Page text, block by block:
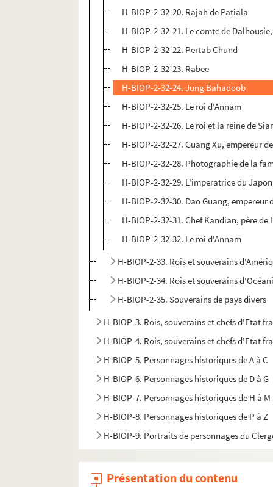
H-BIOP-2-32-20. Rajah de Patiala
H-BIOP-2-32-21. Le comte de
H-BIOP-2-32-22. Pertab Chund
H-BIOP-2-32-23. Rabee
H-BIOP-2-32-24. Jung Bahadoob
H-BIOP-2-32-25. Le roi d'Annam
H-BIOP-2-32-26. Le roi et la reine de
H-BIOP-2-32-27. Guang Xu, empereur
H-BIOP-2-32-28. Photographie de la
H-BIOP-2-32-29. L'imperatrice du
H-BIOP-2-32-30. Dao Guang, empereur
H-BIOP-2-32-31. Chef Kandian, père de
H-BIOP-2-32-32. Le roi d'Annam
H-BIOP-2-33. Rois et souverains
H-BIOP-2-34. Rois et souverains
H-BIOP-2-35. Souverains de pays divers
H-BIOP-3. Rois, souverains et chefs d'Etat
H-BIOP-4. Rois, souverains et chefs d'Etat
H-BIOP-5. Personnages historiques de A à C
H-BIOP-6. Personnages historiques de D à G
H-BIOP-7. Personnages historiques de H à M
H-BIOP-8. Personnages historiques de P à Z
H-BIOP-9. Portraits de personnages du
Présentation du contenu